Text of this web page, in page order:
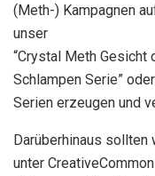
(Meth-) Kampagnen
unser
“Crystal Meth Gesicht
Schlampen Serie”
Serien erzeugen und
Darüberhinaus
unter